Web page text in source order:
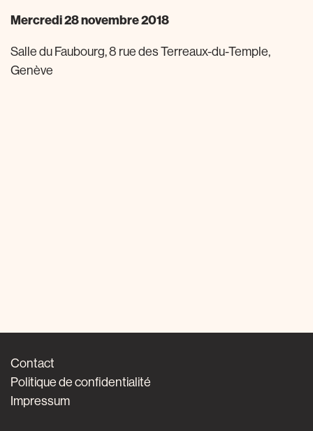
Mercredi 28 novembre 2018
Salle du Faubourg, 8 rue des Terreaux-du-Temple,
Genève
Contact
Politique de confidentialité
Impressum